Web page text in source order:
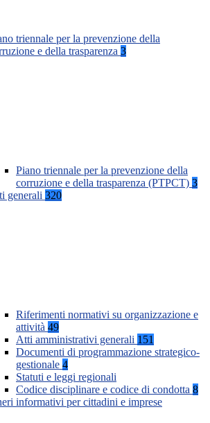
triennale per la prevenzione della
e della trasparenza 3
Piano triennale per la prevenzione della
corruzione e della trasparenza (PTPCT) 3
generali 320
Riferimenti normativi su organizzazione e
attività 49
Atti amministrativi generali 151
Documenti di programmazione strategico-
gestionale 4
Statuti e leggi regionali
Codice disciplinare e codice di condotta 8
informativi per cittadini e imprese